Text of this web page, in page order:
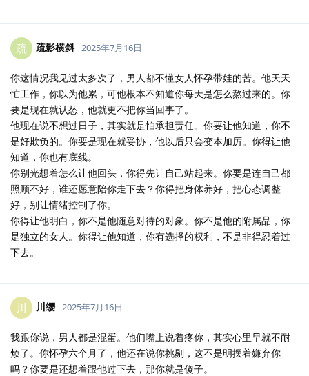
疏 疏影横斜 2025年7月16日
你这情况我见过太多次了，男人都不懂女人怀孕带娃的苦。他天天
忙工作，你以为他累，可他根本不知道你每天是怎么熬过来的。你
要是现在就认怂，他就更不把你当回事了。
他现在说不想过日子，其实就是怕承担责任。你要让他知道，你不
是好欺负的。你要是现在就妥协，他以后只会变本加厉。你得让他
知道，你也有底线。
你别光想着怎么让他回头，你得先让自己站起来。你要是连自己都
照顾不好，谁还愿意陪你走下去？你得把身体养好，把心态调整
好，别让情绪控制了你。
你得让他明白，你不是他随意对待的对象。你不是他的附属品，你
是独立的女人。你得让他知道，你有选择的权利，不是非得忍着过
下去。
川 川缨 2025年7月16日
我跟你说，男人都是混蛋。他们嘴上说着疼你，其实心里早就不耐
烦了。你怀孕六个月了，他还在说你挑剔，这不是明摆着嫌弃你
吗？你要是还想着跟他过下去，那你就是傻子。